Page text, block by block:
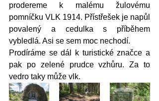
prodereme k malému žulovému
pomníčku VLK 1914. Přístřešek je napůl
povalený a cedulka s příběhem
vybledlá. Asi se sem moc nechodí.
Prodíráme se dál k turistické značce a
pak po zelené prudce vzhůru. Za to
vedro taky může vlk.